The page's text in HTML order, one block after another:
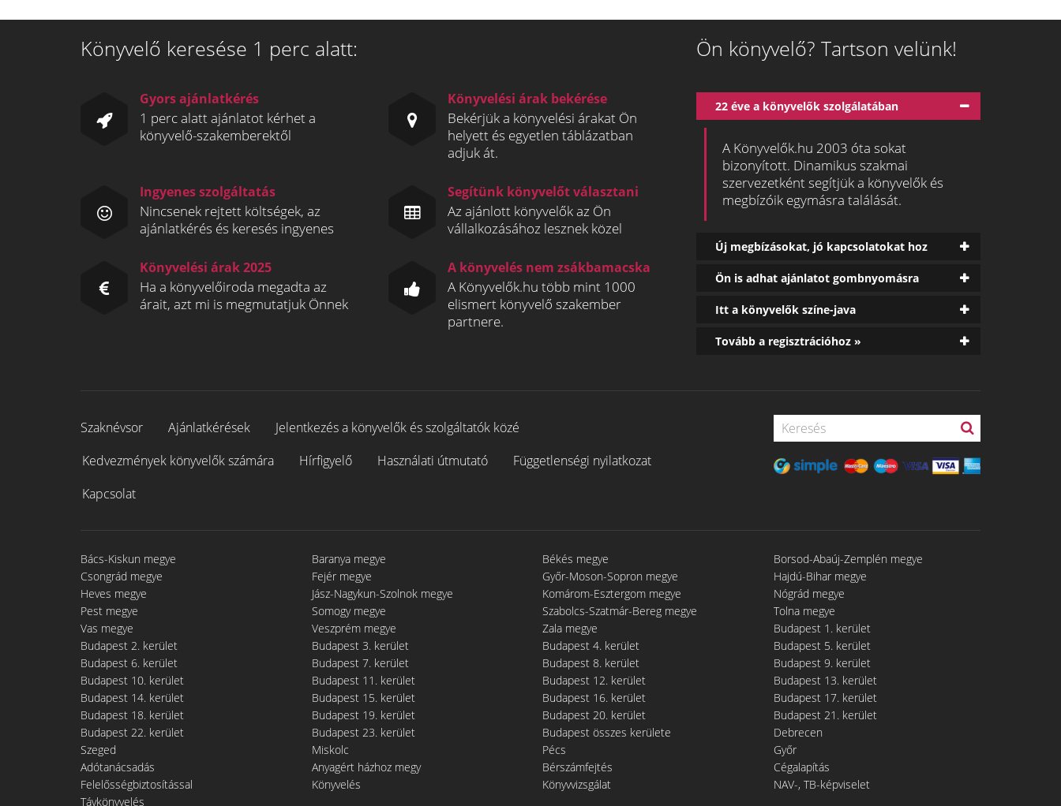
Könyvelő keresése 1 perc alatt:
Gyors ajánlatkérés
1 perc alatt ajánlatot kérhet a
könyvelő-szakemberektől
Könyvelési árak bekérése
Bekérjük a könyvelési árakat Ön
helyett és egyetlen táblázatban
adjuk át.
Ingyenes szolgáltatás
Nincsenek rejtett költségek, az
ajánlatkérés és keresés ingyenes
Segítünk könyvelőt választani
Az ajánlott könyvelők az Ön
vállalkozásához lesznek közel
Könyvelési árak 2025
Ha a könyvelőiroda megadta az
árait, azt mi is megmutatjuk Önnek
A könyvelés nem zsákbamacska
A Könyvelők.hu több mint 1000
elismert könyvelő szakember
partnere.
Ön könyvelő? Tartson velünk!
22 éve a könyvelők szolgálatában
A Könyvelők.hu 2003 óta sokat
bizonyított. Dinamikus szakmai
szervezetként segítjük a könyvelők és
megbízóik egymásra találását.
Új megbízásokat, jó kapcsolatokat hoz
Ön is adhat ajánlatot gombnyomásra
Itt a könyvelők színe-java
Tovább a regisztrációhoz »
Szaknévsor Ajánlatkérések
Jelentkezés a könyvelők és szolgáltatók közé
Kedvezmények könyvelők számára
Hírfigyelő Használati útmutató
Függetlenségi nyilatkozat
Kapcsolat
Bács-Kiskun megye Baranya megye Békés megye
Borsod-Abaúj-Zemplén megye
Csongrád megye
Fejér megye Győr-Moson-Sopron megye
Hajdú-Bihar megye
Heves megye
Jász-Nagykun-Szolnok megye Komárom-Esztergom megye
Nógrád megye
Pest megye
Somogy megye Szabolcs-Szatmár-Bereg megye
Tolna megye
Vas megye
Veszprém megye Zala megye
Budapest 1. kerület
Budapest 2. kerület
Budapest 3. kerület Budapest 4. kerület
Budapest 5. kerület
Budapest 6. kerület
Budapest 7. kerület Budapest 8. kerület
Budapest 9. kerület
Budapest 10. kerület
Budapest 11. kerület Budapest 12. kerület
Budapest 13. kerület
Budapest 14. kerület
Budapest 15. kerület Budapest 16. kerület
Budapest 17. kerület
Budapest 18. kerület
Budapest 19. kerület Budapest 20. kerület
Budapest 21. kerület
Budapest 22. kerület
Budapest 23. kerület Budapest összes kerülete
Debrecen
Szeged
Miskolc Pécs
Győr
Adótanácsadás
Anyagért házhoz megy Bérszámfejtés
Cégalapítás
Felelősségbiztosítással
Könyvelés Könyvvizsgálat
NAV-, TB-képviselet
Távkönyvelés